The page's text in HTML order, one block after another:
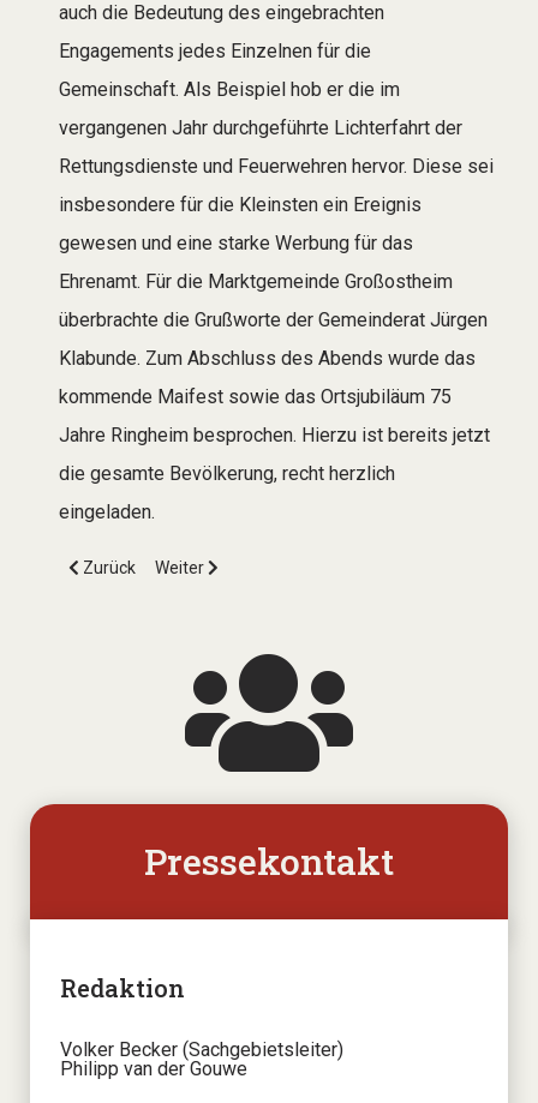
auch die Bedeutung des eingebrachten
Engagements jedes Einzelnen für die
Gemeinschaft. Als Beispiel hob er die im
vergangenen Jahr durchgeführte Lichterfahrt der
Rettungsdienste und Feuerwehren hervor. Diese sei
insbesondere für die Kleinsten ein Ereignis
gewesen und eine starke Werbung für das
Ehrenamt. Für die Marktgemeinde Großostheim
überbrachte die Grußworte der Gemeinderat Jürgen
Klabunde. Zum Abschluss des Abends wurde das
kommende Maifest sowie das Ortsjubiläum 75
Jahre Ringheim besprochen. Hierzu ist bereits jetzt
die gesamte Bevölkerung, recht herzlich
eingeladen.
Vorheriger Beitrag: Termin für 160. Jubiläumsfeier festgelegt
Zurück Nächster Beitrag: Mitgliederversammlung in
Weiter
Pressekontakt
Redaktion
Volker Becker (Sachgebietsleiter)
Philipp van der Gouwe